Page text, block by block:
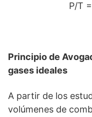
P/T
Principio de
gases ideales
A partir de los
volúmenes de